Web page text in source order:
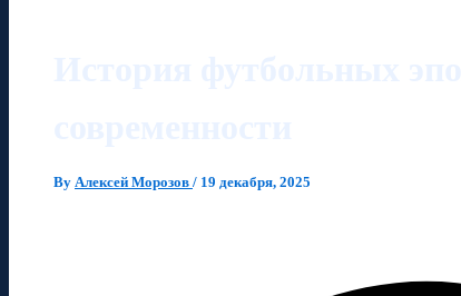
By Алексей Морозов / 19 декабря, 2025